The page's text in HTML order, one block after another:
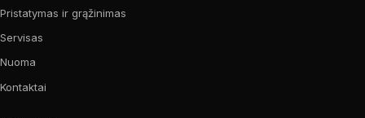
Pristatymas ir grąžinimas
Servisas
Nuoma
Kontaktai